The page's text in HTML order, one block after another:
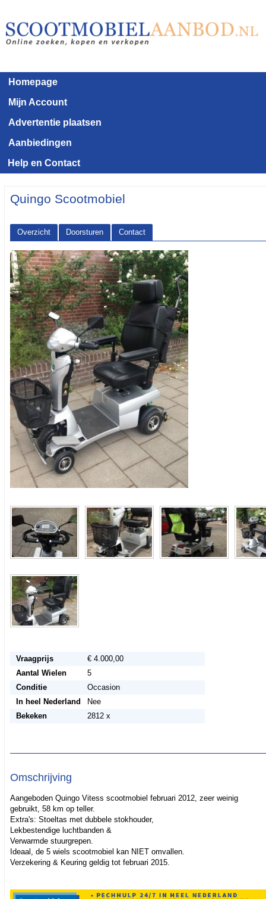
Homepage
Mijn Account
Advertentie plaatsen
Aanbiedingen
Help en Contact
Quingo Scootmobiel
Overzicht Doorsturen
Contact
<< Terug naar het advertentie overzicht
Vraagprijs
€ 4.000,00
Aantal Wielen
5
Conditie
Occasion
In heel Nederland
Nee
Bekeken
2812 x
Omschrijving
Aangeboden Quingo Vitess scootmobiel februari 2012, zeer weinig
gebruikt, 58 km op teller.
Extra's: Stoeltas met dubbele stokhouder,
Lekbestendige luchtbanden &
Verwarmde stuurgrepen.
Ideaal, de 5 wiels scootmobiel kan NIET omvallen.
Verzekering & Keuring geldig tot februari 2015.